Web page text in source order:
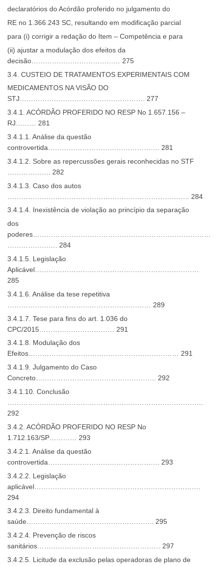
declaratórios do Acórdão proferido no julgamento do
RE no 1.366.243 SC, resultando em modificação parcial
para (i) corrigir a redação do Item – Competência e para
(ii) ajustar a modulação dos efeitos da
decisão………………………………… 275
3.4. CUSTEIO DE TRATAMENTOS EXPERIMENTAIS COM
MEDICAMENTOS NA VISÃO DO
STJ………………………………………………. 277
3.4.1. ACÓRDÃO PROFERIDO NO RESP No 1.657.156 –
RJ……… 281
3.4.1.1. Análise da questão
controvertida…………………………………………. 281
3.4.1.2. Sobre as repercussões gerais reconhecidas no STF
………………. 282
3.4.1.3. Caso dos autos
…………………………………………………………………….. 284
3.4.1.4. Inexistência de violação ao princípio da separação
dos
poderes……………………………………………………………………
…………………. 284
3.4.1.5. Legislação
Aplicável………………………………………………………………
285
3.4.1.6. Análise da tese repetitiva
……………………………………………………… 289
3.4.1.7. Tese para fins do art. 1.036 do
CPC/2015…………………………… 291
3.4.1.8. Modulação dos
Efeitos………………………………………………………… 291
3.4.1.9. Julgamento do Caso
Concreto…………………………………………….. 292
3.4.1.10. Conclusão
292
3.4.2. ACÓRDÃO PROFERIDO NO RESP No
1.712.163/SP………… 293
3.4.2.1. Análise da questão
controvertida…………………………………………. 293
3.4.2.2. Legislação
aplicável……………………………………………………………….
294
3.4.2.3. Direito fundamental à
saúde……………………………………………….. 295
3.4.2.4. Prevenção de riscos
sanitários……………………………………………… 297
3.4.2.5. Licitude da exclusão pelas operadoras de plano de